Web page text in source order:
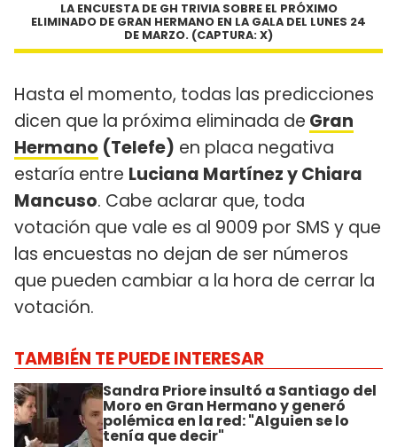
LA ENCUESTA DE GH TRIVIA SOBRE EL PRÓXIMO
ELIMINADO DE GRAN HERMANO EN LA GALA DEL LUNES 24
DE MARZO. (CAPTURA: X)
Hasta el momento, todas las predicciones
dicen que la próxima eliminada de Gran
Hermano (Telefe) en placa negativa
estaría entre Luciana Martínez y Chiara
Mancuso. Cabe aclarar que, toda
votación que vale es al 9009 por SMS y que
las encuestas no dejan de ser números
que pueden cambiar a la hora de cerrar la
votación.
TAMBIÉN TE PUEDE INTERESAR
Sandra Priore insultó a Santiago del
Moro en Gran Hermano y generó
polémica en la red: "Alguien se lo
tenía que decir"